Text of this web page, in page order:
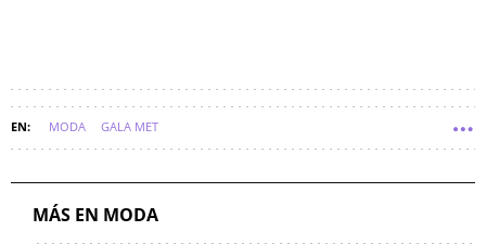
MODA GALA MET
MÁS EN MODA